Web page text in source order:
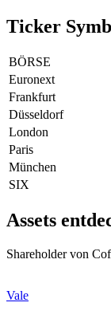
Ticker
BÖRSE
Euronext
Frankfurt
Düsseldorf
London
Paris
München
SIX
Assets
Shareholder von
Vale